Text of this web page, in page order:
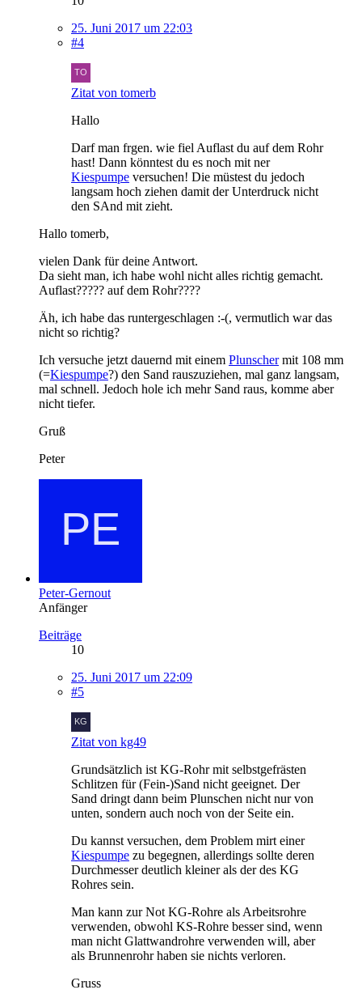
25. Juni 2017 um 22:03
#4
Zitat von tomerb
Hallo
Darf man frgen. wie fiel Auflast du auf dem Rohr
hast! Dann könntest du es noch mit ner
Kiespumpe versuchen! Die müstest du jedoch
langsam hoch ziehen damit der Unterdruck nicht
den SAnd mit zieht.
Hallo tomerb,
vielen Dank für deine Antwort.
Da sieht man, ich habe wohl nicht alles richtig gemacht.
Auflast????? auf dem Rohr????
Äh, ich habe das runtergeschlagen :-(, vermutlich war das
nicht so richtig?
Ich versuche jetzt dauernd mit einem Plunschermit 108 mm
(=Kiespumpe?) den Sand rauszuziehen, mal ganz langsam,
mal schnell. Jedoch hole ich mehr Sand raus, komme aber
nicht tiefer.
Gruß
Peter
Peter-Gernout
Anfänger
Beiträge
10
25. Juni 2017 um 22:09
#5
Zitat von kg49
Grundsätzlich ist KG-Rohr mit selbstgefrästen
Schlitzen für (Fein-)Sand nicht geeignet. Der
Sand dringt dann beim Plunschen nicht nur von
unten, sondern auch noch von der Seite ein.
Du kannst versuchen, dem Problem mirt einer
Kiespumpe zu begegnen, allerdings sollte deren
Durchmesser deutlich kleiner als der des KG
Rohres sein.
Man kann zur Not KG-Rohre als Arbeitsrohre
verwenden, obwohl KS-Rohre besser sind, wenn
man nicht Glattwandrohre verwenden will, aber
als Brunnenrohr haben sie nichts verloren.
Gruss